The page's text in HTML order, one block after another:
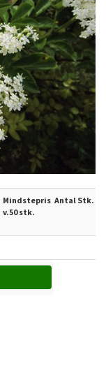
Mindstepris
v.50 stk.
Antal Stk.